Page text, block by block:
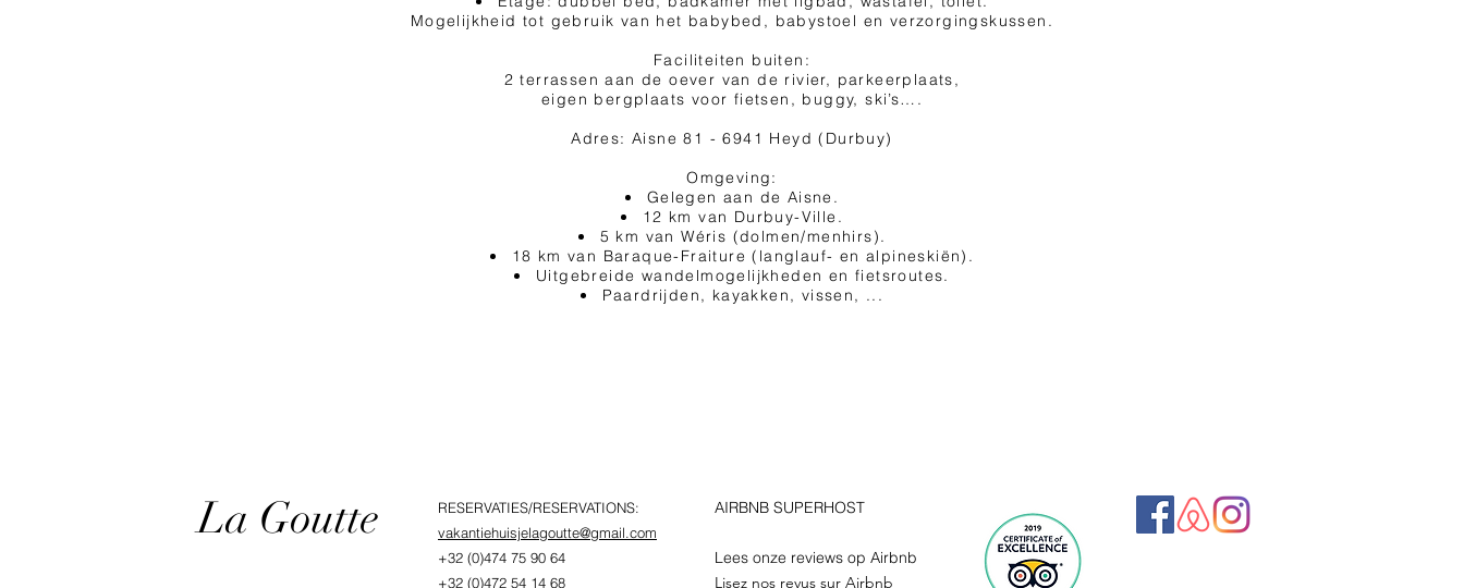
Mogelijkheid tot gebruik van het babybed, babystoel en verzorgingskussen.
Faciliteiten buiten:
2 terrassen aan de oever van de rivier, parkeerplaats,
eigen bergplaats voor fietsen, buggy, ski’s….
Adres: Aisne 81 - 6941 Heyd (Durbuy)
Omgeving:
Gelegen aan de Aisne.
12 km van Durbuy-Ville.
5 km van Wéris (dolmen/menhirs).
18 km van Baraque-Fraiture (langlauf- en alpineskiën).
Uitgebreide wandelmogelijkheden en fietsroutes.
Paardrijden, kayakken, vissen, ...
RESERVATIES/RESERVATIONS:
vakantiehuisjelagoutte@gmail.com
+32 (0)474 75 90 64
+32 (0)472 54 14 68
La Goutte AIRBNB SUPERHOST
Lees onze reviews op Airbnb
Lisez nos revus sur Airbnb